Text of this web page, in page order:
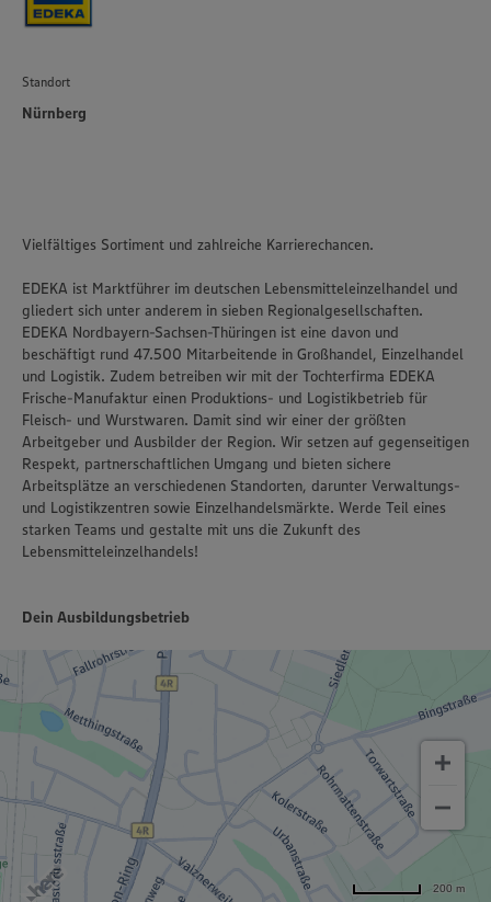
Standort
Nürnberg
Vielfältiges Sortiment und zahlreiche Karrierechancen.
EDEKA ist Marktführer im deutschen Lebensmitteleinzelhandel und
gliedert sich unter anderem in sieben Regionalgesellschaften.
EDEKA Nordbayern-Sachsen-Thüringen ist eine davon und
beschäftigt rund 47.500 Mitarbeitende in Großhandel, Einzelhandel
und Logistik. Zudem betreiben wir mit der Tochterfirma EDEKA
Frische-Manufaktur einen Produktions- und Logistikbetrieb für
Fleisch- und Wurstwaren. Damit sind wir einer der größten
Arbeitgeber und Ausbilder der Region. Wir setzen auf gegenseitigen
Respekt, partnerschaftlichen Umgang und bieten sichere
Arbeitsplätze an verschiedenen Standorten, darunter Verwaltungs-
und Logistikzentren sowie Einzelhandelsmärkte. Werde Teil eines
starken Teams und gestalte mit uns die Zukunft des
Lebensmitteleinzelhandels!
Dein Ausbildungsbetrieb
200 m